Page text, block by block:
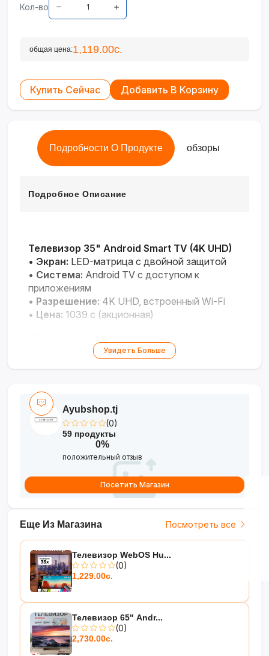
Кол-во
общая цена:1,119.00с.
Купить Сейчас Добавить В Корзину
Подробности О Продукте обзоры
Подробное Описание
Телевизор 35" Android Smart TV (4K UHD)
• Экран: LED-матрица с двойной защитой
• Система: Android TV с доступом к
приложениям
• Разрешение: 4K UHD, встроенный Wi-Fi
• Цена: 1039 с (акционная)
полноценной операционной системой.
Увидеть Больше
Еще Из Магазина Посмотреть все
Телевизор WebOS Hu...
(0)
1,229.00с.
Телевизор 65" Andr...
(0)
2,730.00с.
Ayubshop.tj
(0)
59 продукты
0%
положительный отзыв
Посетить Магазин